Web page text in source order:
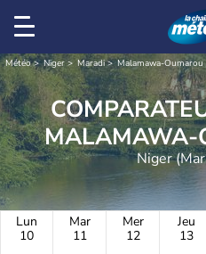
Météo Niger Maradi Malamawa-Oumarou
MALAMAWA-
Niger
Lun
10
Mar
11
Mer
12
Jeu
13